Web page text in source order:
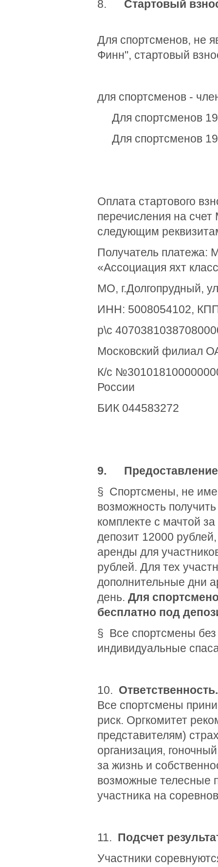
8. Стартовый
Для спортсменов, не
Финн", стартовый
для спортсменов -
Для спортсменов
Для спортсменов
Оплата стартового
перечисления на
следующим
Получатель платежа:
«Ассоциация яхт
МО, г.Долгопрудный,
ИНН: 5008054102,
р\с
Московский филиал
К/с
России
БИК 044583272
9.
§ Спортсмены, не
возможность
комплекте с мачтой
депозит 12000
аренды для
рублей. Для тех
дополнительные дни
день. Для
бесплатно под
§ Все спортсмены
индивидуальные
10. Ответственность.
Все спортсмены
риск. Оргкомитет
представителям)
организация,
за жизнь и
возможные телесные
участника на
11. Подсчет
Участники